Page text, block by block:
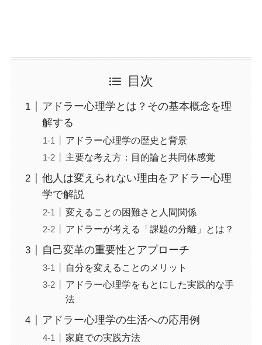
目次
アドラー心理学とは？その基本概念を理
解する
アドラー心理学の歴史と背景
主要な考え方：目的論と共同体感覚
他人は変えられない理由をアドラー心理
学で解説
変えることの困難さと人間関係
アドラーが考える「課題の分離」とは？
自己変革の重要性とアプローチ
自分を変えることのメリット
アドラー心理学をもとにした実践的な手
法
アドラー心理学の生活への応用例
家庭での実践方法